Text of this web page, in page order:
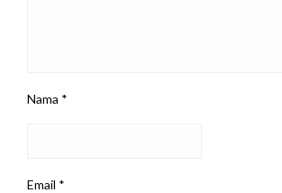
Nama *
Email *